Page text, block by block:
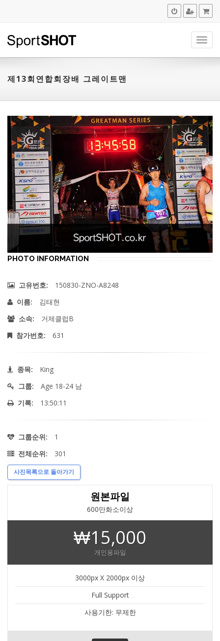
제13회연합회장배 그레이트맨
PHOTO INFORMATION
고유번호: 150830-ZNO-A8248
이름: 김태현
소속: 거제클럽B
참가번호: 631
종목: King
그룹: Age 18-24 남
기록: 13:50:11
그룹순위: 1
전체순위: 301
사진목록으로 돌아가기
원본파일
600만화소이상
₩15,000
개인용파일
3000px X 2000px 이상
Full Support
사용기한: 무제한